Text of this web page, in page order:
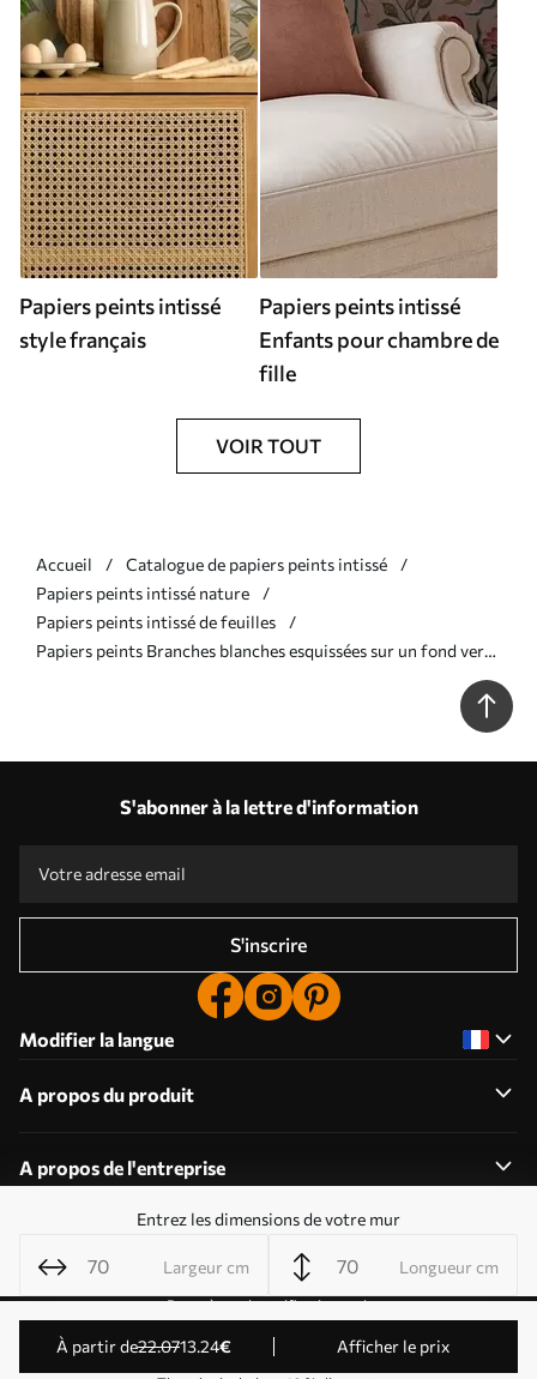
Entrez les dimensions de votre mur
Largeur cm Longueur cm
à partir de22.0713.24€ Afficher le prix
Papiers peints intissé
style français
Papiers peints intissé
Enfants pour chambre de
fille
VOIR TOUT
Accueil
Catalogue de papiers peints intissé
Papiers peints intissé nature
Papiers peints intissé de feuilles
Papiers peints Branches blanches esquissées sur un fond vert
S'abonner à la lettre d'information
S'inscrire
Modifier la langue
A propos du produit
A propos de l'entreprise
Modifier les autorisations relatives aux cookies
Paramètres de notification push
© 2011-2026 Uwalls . Tous droits réservés. Exploité par
KLW Sp. z o.o. Numéro de TVA : PL9223057591.